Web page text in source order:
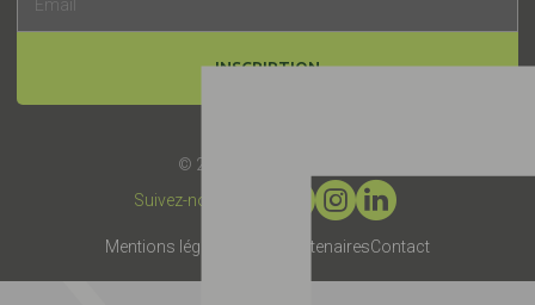
INSCRIPTION
© 2019 -
Suivez-nous :
Mentions légales PartenairesContact